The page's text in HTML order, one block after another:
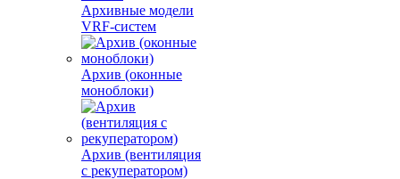
Архивные модели
VRF-систем
Архив (оконные
моноблоки)
Архив (вентиляция
с рекуператором)